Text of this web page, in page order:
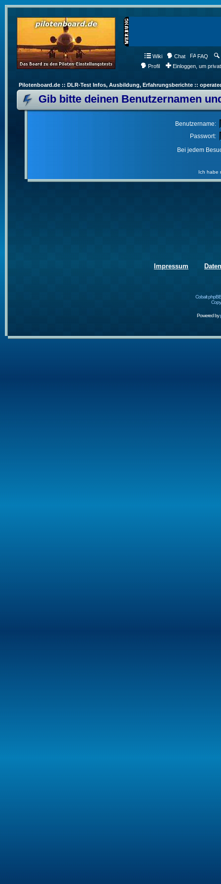
Wiki Chat FAQ
Profil
Einloggen, um
Pilotenboard.de :: DLR-Test Infos, Ausbildung, Erfahrungsberichte ::
Gib bitte deinen Benutzernamen
Benutzername:
Passwort:
Bei jedem
Ich habe
Impressum
Cobalt
Powered by